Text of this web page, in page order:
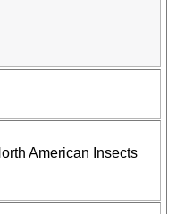
American Insects